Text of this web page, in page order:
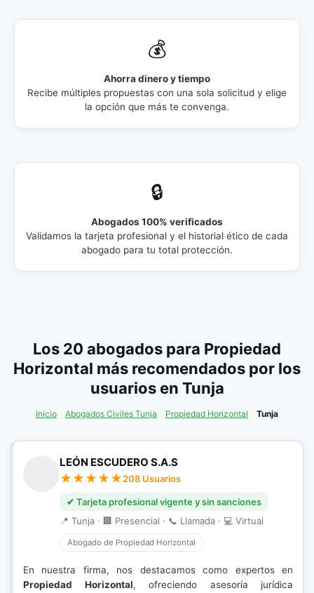
💰
Ahorra dinero y tiempo
Recibe múltiples propuestas con una sola solicitud y elige
la opción que más te convenga.
🔒
Abogados 100% verificados
Validamos la tarjeta profesional y el historial ético de cada
abogado para tu total protección.
Los 20 abogados para Propiedad
Horizontal más recomendados por los
usuarios en Tunja
Inicio Abogados Civiles Tunja Propiedad Horizontal Tunja
LEÓN ESCUDERO S.A.S
208 Usuarios
✔ Tarjeta profesional vigente y sin sanciones
📍 Tunja · 🏢 Presencial · 📞 Llamada · 💻 Virtual
Abogado de Propiedad Horizontal
En nuestra firma, nos destacamos como expertos en
Propiedad Horizontal, ofreciendo asesoría jurídica